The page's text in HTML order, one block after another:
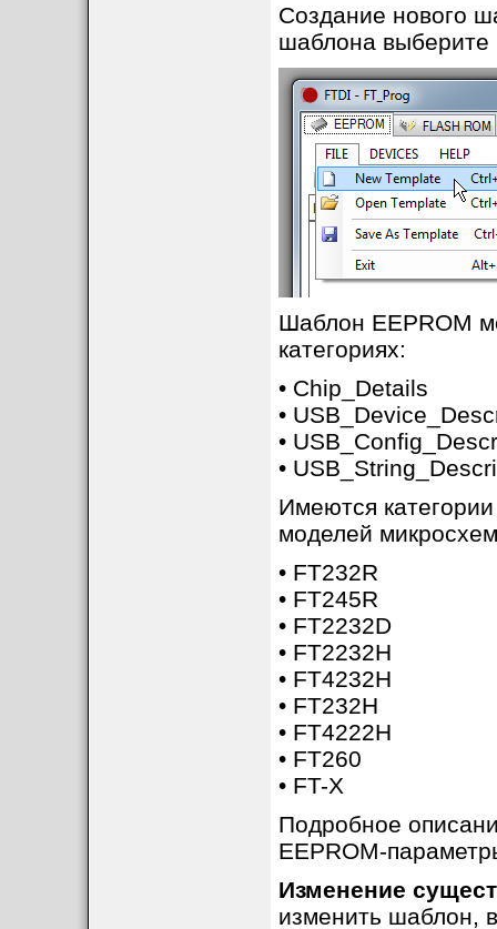
Создание нового
шаблона выберите
Шаблон EEPROM
категориях:
• Chip_Details
•
•
•
Имеются
моделей
• FT232R
• FT245R
• FT2232D
• FT2232H
• FT4232H
• FT232H
• FT4222H
• FT260
• FT-X
Подробное
EEPROM-
Изменение
изменить шаблон,